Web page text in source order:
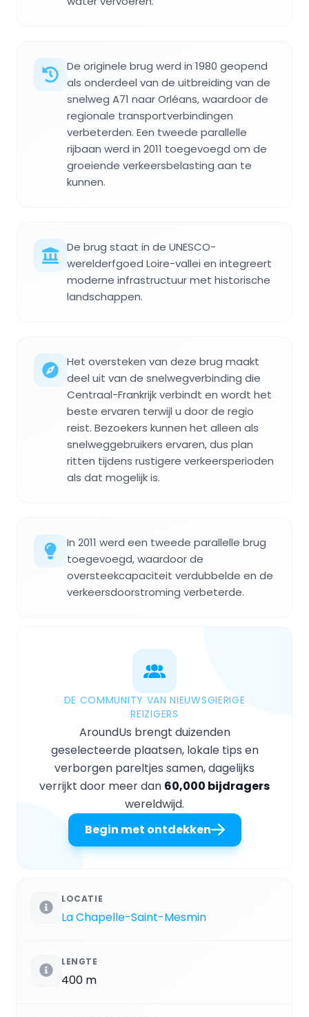
De originele brug werd in 1980 geopend
als onderdeel van de uitbreiding van de
snelweg A71 naar Orléans, waardoor de
regionale transportverbindingen
verbeterden. Een tweede parallelle
rijbaan werd in 2011 toegevoegd om de
groeiende verkeersbelasting aan te
kunnen.
De brug staat in de UNESCO-
werelderfgoed Loire-vallei en integreert
moderne infrastructuur met historische
landschappen.
Het oversteken van deze brug maakt
deel uit van de snelwegverbinding die
Centraal-Frankrijk verbindt en wordt het
beste ervaren terwijl u door de regio
reist. Bezoekers kunnen het alleen als
snelweggebruikers ervaren, dus plan
ritten tijdens rustigere verkeersperioden
als dat mogelijk is.
In 2011 werd een tweede parallelle brug
toegevoegd, waardoor de
oversteekcapaciteit verdubbelde en de
verkeersdoorstroming verbeterde.
DE COMMUNITY VAN NIEUWSGIERIGE
REIZIGERS
AroundUs brengt duizenden
geselecteerde plaatsen, lokale tips en
verborgen pareltjes samen, dagelijks
verrijkt door meer dan 60,000 bijdragers
wereldwijd.
Begin met ontdekken
LOCATIE
La Chapelle-Saint-Mesmin
LENGTE
400 m